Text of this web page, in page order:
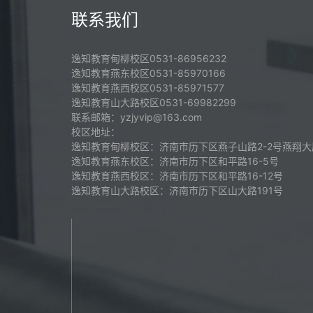
联系我们
逸知教育甸柳校区0531-86956232
逸知教育燕东校区0531-85970166
逸知教育燕西校区0531-85971577
逸知教育山大路校区0531-69982299
联系邮箱：yzjyvip@163.com
校区地址：
逸知教育甸柳校区：济南市历下区燕子山路2-2号燕翔
逸知教育燕东校区：济南市历下区和平路16-5号
逸知教育燕西校区：济南市历下区和平路16-12号
逸知教育山大路校区：济南市历下区山大路191号